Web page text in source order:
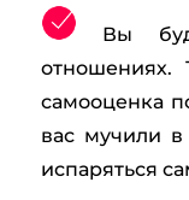
Вы
отношениях.
самооценка
вас мучили в
испаряться